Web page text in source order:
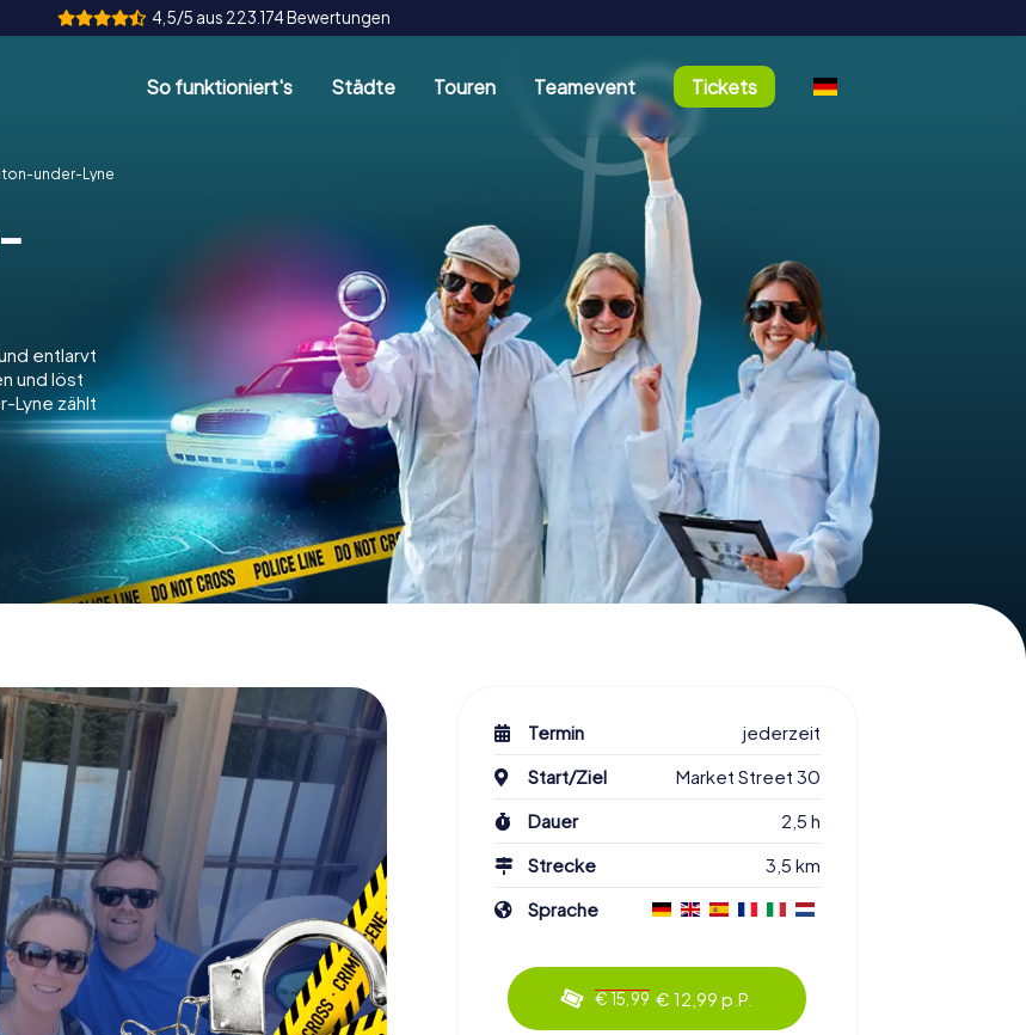
4,5/5 aus 223.174 Bewertungen
So funktioniert's Städte Touren Teamevent Tickets
under-Lyne
entlarvt
und löst
Lyne zählt
Termin
jederzeit
Start/Ziel
Market Street 30
Dauer
2,5 h
Strecke
3,5 km
Sprache
€ 15,99 € 12,99 p.P.